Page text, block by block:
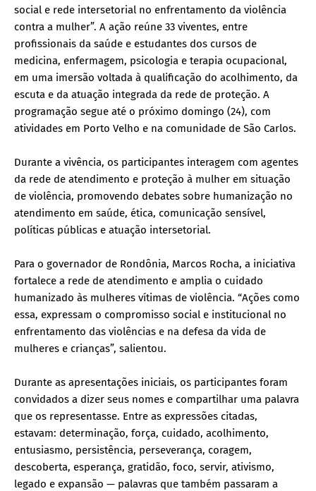
social e rede intersetorial no enfrentamento da violência
contra a mulher”. A ação reúne 33 viventes, entre
profissionais da saúde e estudantes dos cursos de
medicina, enfermagem, psicologia e terapia ocupacional,
em uma imersão voltada à qualificação do acolhimento, da
escuta e da atuação integrada da rede de proteção. A
programação segue até o próximo domingo (24), com
atividades em Porto Velho e na comunidade de São Carlos.
Durante a vivência, os participantes interagem com agentes
da rede de atendimento e proteção à mulher em situação
de violência, promovendo debates sobre humanização no
atendimento em saúde, ética, comunicação sensível,
políticas públicas e atuação intersetorial.
Para o governador de Rondônia, Marcos Rocha, a iniciativa
fortalece a rede de atendimento e amplia o cuidado
humanizado às mulheres vítimas de violência. “Ações como
essa, expressam o compromisso social e institucional no
enfrentamento das violências e na defesa da vida de
mulheres e crianças”, salientou.
Durante as apresentações iniciais, os participantes foram
convidados a dizer seus nomes e compartilhar uma palavra
que os representasse. Entre as expressões citadas,
estavam: determinação, força, cuidado, acolhimento,
entusiasmo, persistência, perseverança, coragem,
descoberta, esperança, gratidão, foco, servir, ativismo,
legado e expansão — palavras que também passaram a